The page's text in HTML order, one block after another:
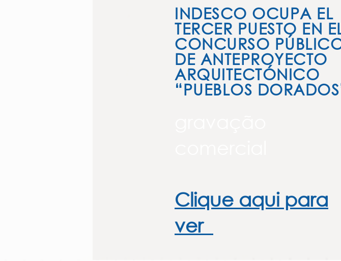
INDESCO OCUPA EL
TERCER PUESTO EN
CONCURSO
DE ANTEPROYECTO
ARQUITECTÓNICO
“PUEBLOS
Clique aqui para
ver